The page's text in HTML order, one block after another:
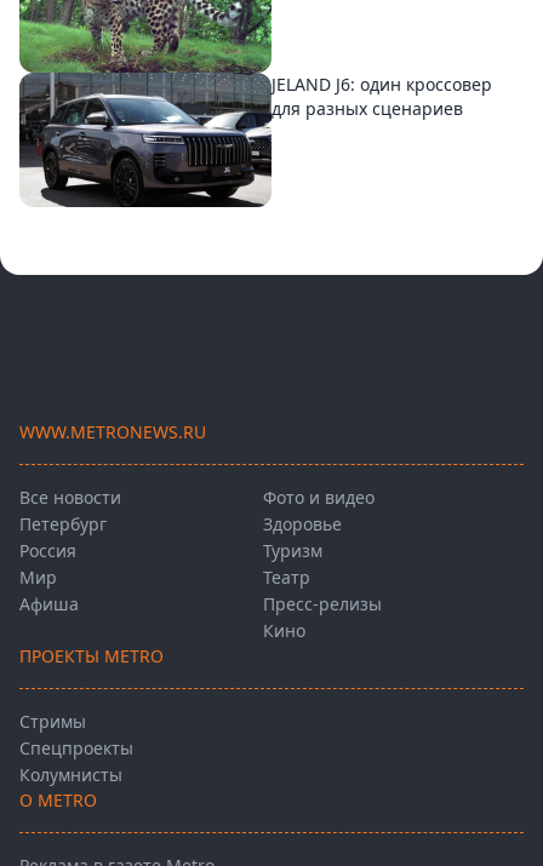
JELAND J6: один кроссовер
для разных сценариев
WWW.METRONEWS.RU
Все новости
Петербург
Россия
Мир
Афиша
Фото и видео
Здоровье
Туризм
Театр
Пресс-релизы
Кино
ПРОЕКТЫ METRO
Стримы
Спецпроекты
Колумнисты
О METRO